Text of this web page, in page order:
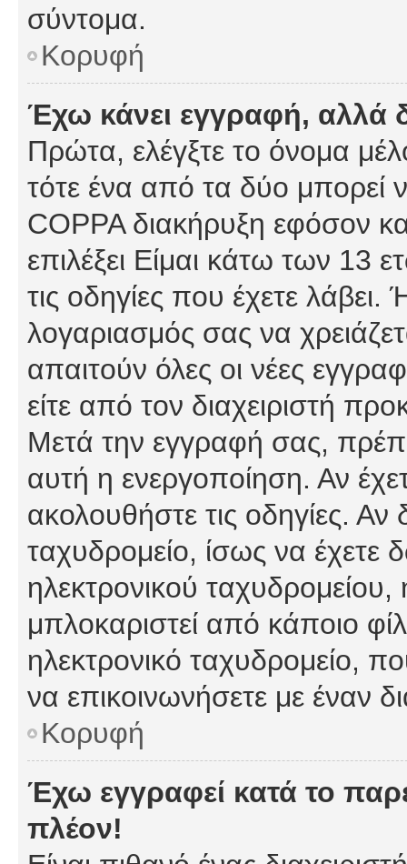
σύντομα.
Κορυφή
Έχω κάνει εγγραφή,
Πρώτα, ελέγξτε το όνομα
τότε ένα από τα δύο μπορεί
COPPA διακήρυξη εφόσον
επιλέξει Είμαι κάτω των 13
τις οδηγίες που έχετε λάβει.
λογαριασμός σας να
απαιτούν όλες οι νέες
είτε από τον διαχειριστή
Μετά την εγγραφή σας,
αυτή η ενεργοποίηση. Αν
ακολουθήστε τις οδηγίες. Αν
ταχυδρομείο, ίσως να έχετε
ηλεκτρονικού ταχυδρομείου,
μπλοκαριστεί από κάποιο
ηλεκτρονικό ταχυδρομείο,
να επικοινωνήσετε με έναν
Κορυφή
Έχω εγγραφεί κατά το
πλέον!